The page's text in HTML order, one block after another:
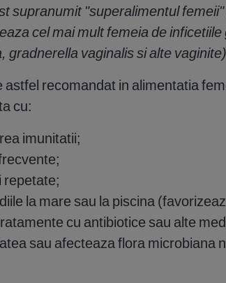
supranumit "superalimentul
cel mai mult femeia de
gradnerella vaginalis si alte
astfel recomandat in alimentatia
cu:
imunitatii;
repetate;
la mare sau la piscina
cu antibiotice sau alte
sau afecteaza flora microbiana